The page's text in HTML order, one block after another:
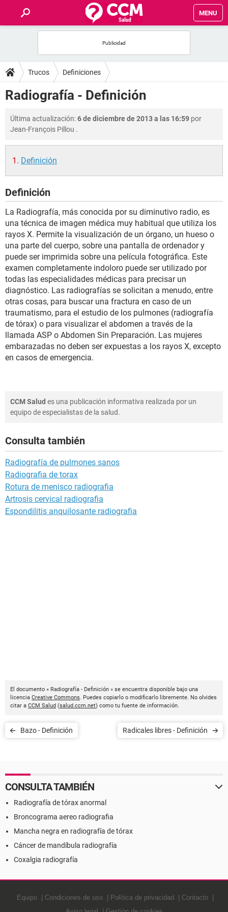
MENU
FOROS
SALUD
FAMILIA
NUTRICIÓN
SEXUALIDAD
GLOSARIO
Trucos Definiciones
Radiografía - Definición
Última actualización:6 de diciembre de 2013 a las 16:59 por
Jean-François Pillou .
Definición
Definición
La Radiografía, más conocida por su diminutivo radio, es
una técnica de imagen médica muy habitual que utiliza los
rayos X. Permite la visualización de un órgano, un hueso o
una parte del cuerpo, sobre una pantalla de ordenador y
puede ser imprimida sobre una película fotográfica. Este
examen completamente indoloro puede ser utilizado por
todas las especialidades médicas para precisar un
diagnóstico. Las radiografías se solicitan a menudo, entre
otras cosas, para buscar una fractura en caso de un
traumatismo, para el estudio de los pulmones (radiografía
de tórax) o para visualizar el abdomen a través de la
llamada ASP o Abdomen Sin Preparación. Las mujeres
embarazadas no deben ser expuestas a los rayos X, excepto
en casos de emergencia.
CCM Salud es una publicación informativa realizada por un
equipo de especialistas de la salud.
Consulta también
Radiografía de pulmones sanos
Radiografia de torax
Rotura de menisco radiografia
Artrosis cervical radiografia
Espondilitis anquilosante radiografia
El documento « Radiografía - Definición » se encuentra disponible bajo una
licencia Creative Commons. Puedes copiarlo o modificarlo libremente. No olvides
citar a CCM Salud (salud.ccm.net) como tu fuente de información.
Bazo - Definición Radicales libres - Definición
CONSULTA TAMBIÉN
Radiografía de tórax anormal
Broncograma aereo radiografia
Mancha negra en radiografía de tórax
Cáncer de mandíbula radiografía
Coxalgia radiografía
Equipo Condiciones de uso Política de privacidad
Contacto